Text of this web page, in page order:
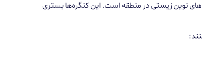
نوین زیستی در منطقه است. این کنگره‌ها بستری
: